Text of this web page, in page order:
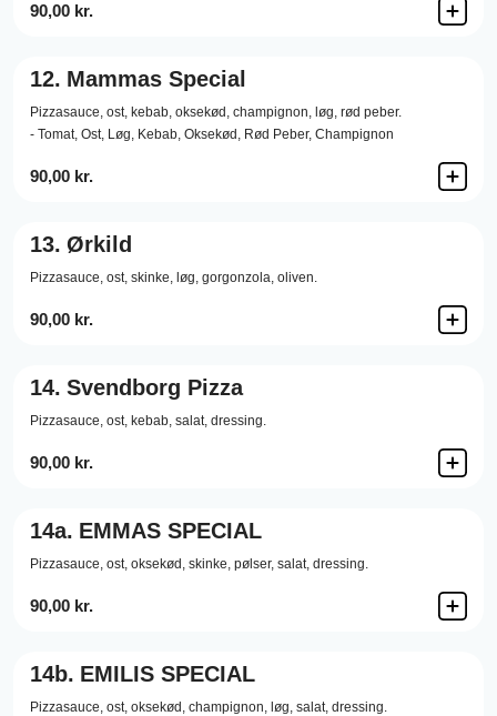
90,00 kr.
12. Mammas Special
Pizzasauce, ost, kebab, oksekød, champignon, løg, rød peber.
- Tomat, Ost, Løg, Kebab, Oksekød, Rød Peber, Champignon
90,00 kr.
13. Ørkild
Pizzasauce, ost, skinke, løg, gorgonzola, oliven.
90,00 kr.
14. Svendborg Pizza
Pizzasauce, ost, kebab, salat, dressing.
90,00 kr.
14a. EMMAS SPECIAL
Pizzasauce, ost, oksekød, skinke, pølser, salat, dressing.
90,00 kr.
14b. EMILIS SPECIAL
Pizzasauce, ost, oksekød, champignon, løg, salat, dressing.